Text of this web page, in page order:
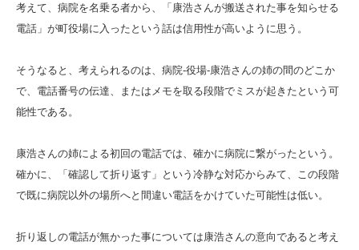
考えて、病院を名乗る者から、「康浩さんが搬送された事を知らせる
電話」が町役場に入ったという話は信用性が高いように思う。
そうなると、考えられるのは、病院-役場-康浩さんの姉の間のどこか
で、電話番号の伝達、またはメモを取る段階でミスが起きたという可
能性である。
康浩さんの姉による初回の電話では、確かに病院に繋がったという。
確かに、「確認して折り返す」という冷静な対応からみて、この段階
で既に病院以外の場所へと間違い電話をかけていた可能性は低い。
折り返しの電話が無かった事については康浩さんの意向であると考え